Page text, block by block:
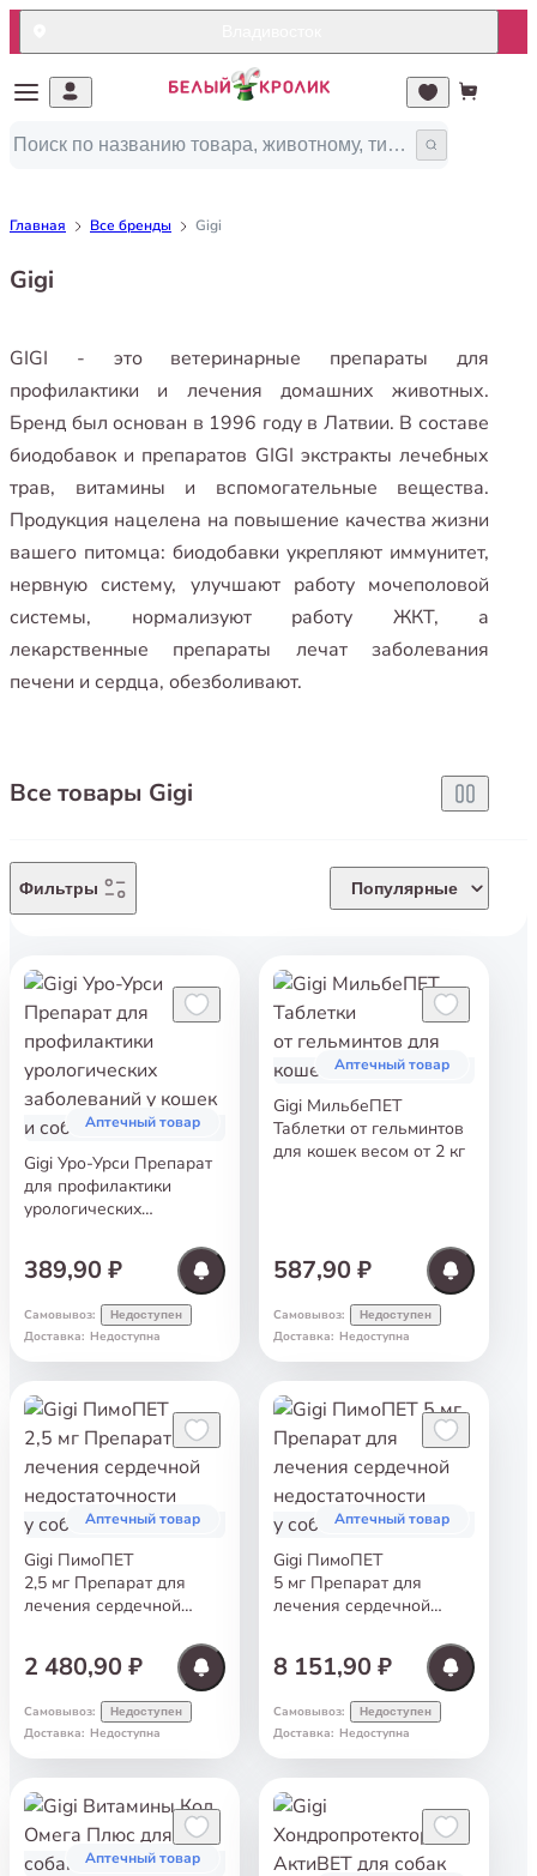
Главная Все бренды Gigi
Gigi
GIGI - это ветеринарные препараты для
профилактики и лечения домашних животных.
Бренд был основан в 1996 году в Латвии. В составе
биодобавок и препаратов GIGI экстракты лечебных
трав, витамины и вспомогательные вещества.
Продукция нацелена на повышение качества жизни
вашего питомца: биодобавки укрепляют иммунитет,
нервную систему, улучшают работу мочеполовой
системы, нормализуют работу ЖКТ, а
лекарственные препараты лечат заболевания
печени и сердца, обезболивают.
Все товары Gigi
Фильтры Популярные
Аптечный товар
Gigi Уро-Урси Препарат
для профилактики
урологических
и собак 14 капс.
389,90 ₽
Самовывоз: Недоступен
Доставка: Недоступна
Аптечный товар
Gigi МильбеПЕТ
Таблетки от гельминтов
для кошек весом от 2 кг
587,90 ₽
Самовывоз: Недоступен
Доставка: Недоступна
Аптечный товар
Gigi ПимоПЕТ
2,5 мг Препарат для
лечения сердечной
30 таб
2 480,90 ₽
Самовывоз: Недоступен
Доставка: Недоступна
Аптечный товар
Gigi ПимоПЕТ
5 мг Препарат для
лечения сердечной
100 таб
8 151,90 ₽
Самовывоз: Недоступен
Доставка: Недоступна
Аптечный товар